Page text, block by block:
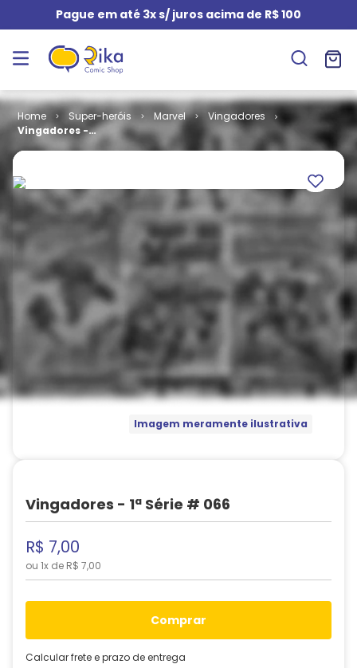
Pague em até 3x s/ juros acima de R$ 100
Super-heróis Marvel
Vingadores
Vingadores -
1ª Série # 066
Imagem meramente ilustrativa
Vingadores - 1ª Série # 066
R$ 7,00
ou 1x de R$ 7,00
comprar
Calcular frete e prazo de entrega